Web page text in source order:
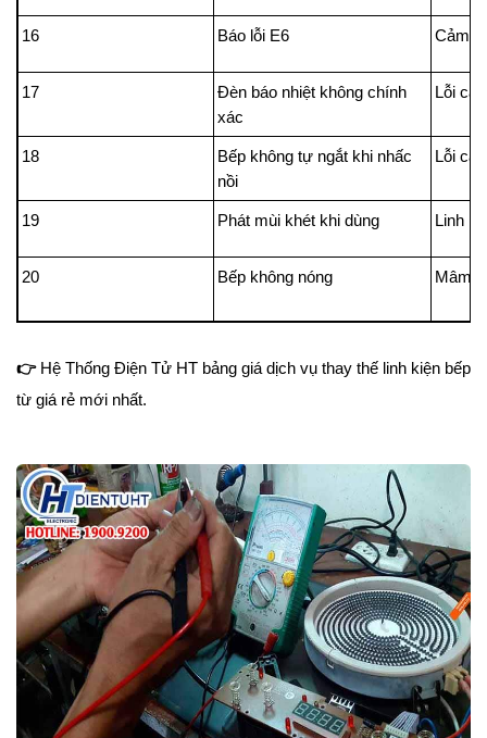
16 Báo lỗi E6 Cảm
17
Đèn báo nhiệt không chính
xác
Lỗi
18
Bếp không tự ngắt khi nhấc
nồi
Lỗi
19 Phát mùi khét khi dùng Linh
20 Bếp không nóng Mâm
👉 Hệ Thống Điện Tử HT bảng giá dịch vụ thay thế linh kiện bếp
từ giá rẻ mới nhất.